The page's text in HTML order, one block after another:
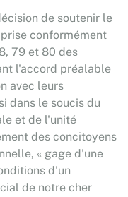
de soutenir le
conformément
79 et 80 des
l'accord préalable
avec leurs
dans le soucis du
et de l'unité
des concitoyens
« gage d'une
d'un
de notre cher